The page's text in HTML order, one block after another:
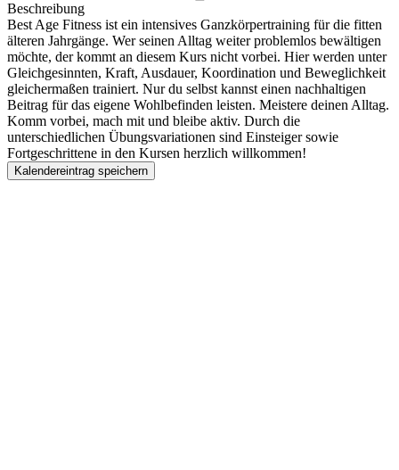
Beschreibung
Best Age Fitness ist ein intensives Ganzkörpertraining für die fitten
älteren Jahrgänge. Wer seinen Alltag weiter problemlos bewältigen
möchte, der kommt an diesem Kurs nicht vorbei. Hier werden unter
Gleichgesinnten, Kraft, Ausdauer, Koordination und Beweglichkeit
gleichermaßen trainiert. Nur du selbst kannst einen nachhaltigen
Beitrag für das eigene Wohlbefinden leisten. Meistere deinen Alltag.
Komm vorbei, mach mit und bleibe aktiv. Durch die
unterschiedlichen Übungsvariationen sind Einsteiger sowie
Fortgeschrittene in den Kursen herzlich willkommen!
Kalendereintrag speichern